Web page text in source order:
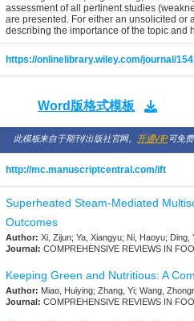
assessment of all pertinent studies
are presented. For either an unsolicited or
describing the importance of the topic
https://onlinelibrary.wiley.com/journal/
Word版格式模板
此模板来自于期刊/出版社官网。 开通VIP可免
http://mc.manuscriptcentral.com/ift
Superheated Steam-Mediated
Outcomes
Author: Xi, Zijun; Ya, Xiangyu; Ni, Haoyu;
Journal: COMPREHENSIVE REVIEWS IN
Keeping Green and Nutritious: A
Author: Miao, Huiying; Zhang, Yi; Wang,
Journal: COMPREHENSIVE REVIEWS IN